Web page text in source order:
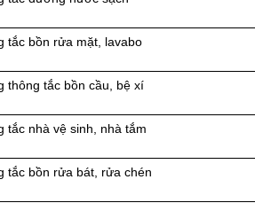
tắc bồn rửa mặt, lavabo
thông tắc bồn cầu, bệ xí
tắc nhà vệ sinh, nhà tắm
tắc bồn rửa bát, rửa chén